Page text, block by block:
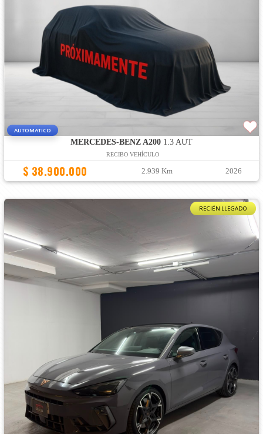
AUTOMATICO
MERCEDES-BENZ A2001.3 AUT
RECIBO VEHÍCULO
$ 38.900.000 2.939 Km 2026
RECIÉN LLEGADO